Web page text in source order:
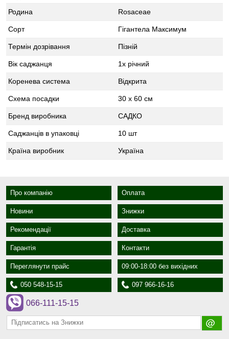
Родина Rosaceae
Сорт Гігантела Максимум
Термін дозрівання Пізній
Вік саджанця 1х річний
Коренева система Відкрита
Схема посадки 30 x 60 см
Бренд виробника САДКО
Саджанців в упаковці 10 шт
Країна виробник Україна
Про компанію Оплата
Новини Знижки
Рекомендації Доставка
Гарантія Контакти
Переглянути прайс 09:00-18:00 без вихідних
050 548-15-15 097 966-16-16
066-111-15-15